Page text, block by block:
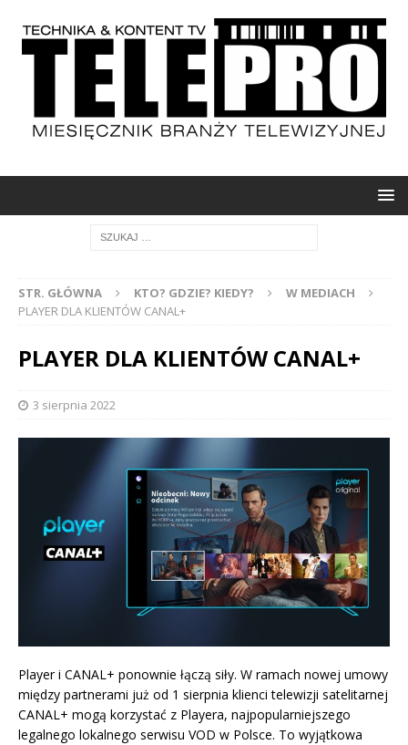
STR. GŁÓWNA KTO? GDZIE? KIEDY?
W MEDIACH
PLAYER DLA KLIENTÓW CANAL+
PLAYER DLA KLIENTÓW CANAL+
3 sierpnia 2022
Player i CANAL+ ponownie łączą siły. W ramach nowej umowy
między partnerami już od 1 sierpnia klienci telewizji satelitarnej
CANAL+ mogą korzystać z Playera, najpopularniejszego
legalnego lokalnego serwisu VOD w Polsce. To wyjątkowa